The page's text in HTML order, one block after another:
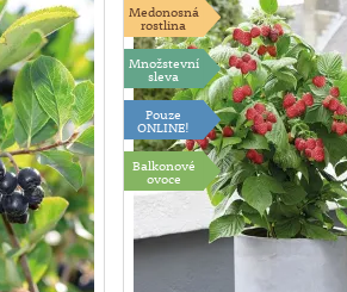
Medonosná
rostlina
Množstevní
sleva
Pouze
ONLINE!
Balkonové
ovoce